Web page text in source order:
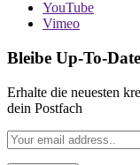
YouTube
Vimeo
Bleibe Up-To-Date
Erhalte die neuesten
dein Postfach